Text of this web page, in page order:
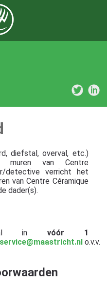
diefstal, overval, etc.)
muren van Centre
detective verricht het
van Centre Céramique
dader(s).
invóór 1
o.v.v.